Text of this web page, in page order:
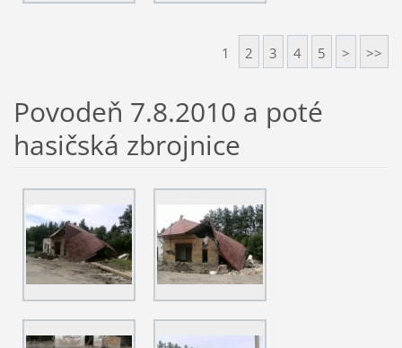
1 2 3 4 5 > >>
Povodeň 7.8.2010 a poté
hasičská zbrojnice